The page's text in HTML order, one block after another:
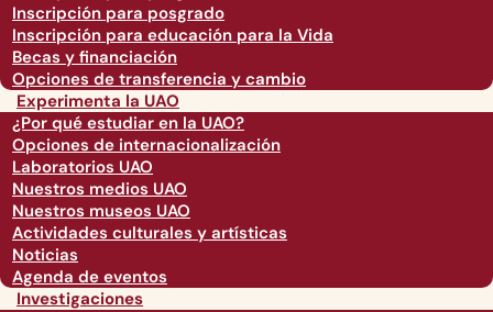
Inscripción para posgrado
Inscripción para educación para la Vida
Becas y financiación
Opciones de transferencia y cambio
Experimenta la UAO
¿Por qué estudiar en la UAO?
Opciones de internacionalización
Laboratorios UAO
Nuestros medios UAO
Nuestros museos UAO
Actividades culturales y artísticas
Noticias
Agenda de eventos
Investigaciones